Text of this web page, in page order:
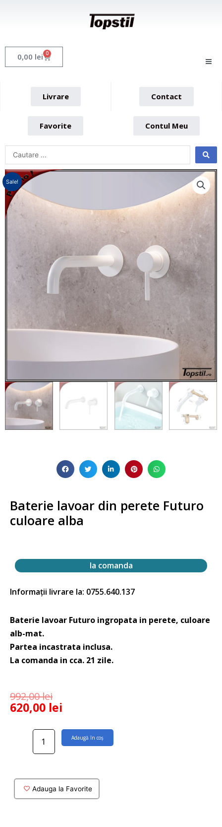
0,00 lei 0 Cart
Livrare Contact
Favorite Contul Meu
Sale!
Baterie lavoar din perete Futuro
culoare alba
la comanda
Informații livrare la: 0755.640.137
Baterie lavoar Futuro ingropata in perete, culoare
alb-mat.
Partea incastrata inclusa.
La comanda in cca. 21 zile.
992,00lei
620,00 lei
Cantitate
lavoar
Futuro
culoare
Adaugă în coș
Adauga la Favorite